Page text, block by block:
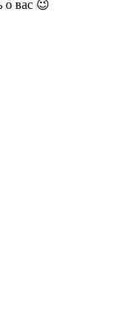
о вас 😉